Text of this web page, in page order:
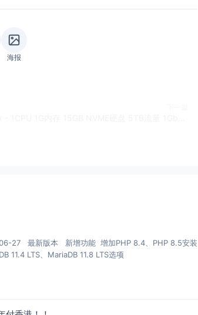
海报
能 增加PHP 8.4、PHP 8.5安装、
拟主机选择支持； 增加MariaDB 11.4 LTS、MariaDB 11.8 LTS选项